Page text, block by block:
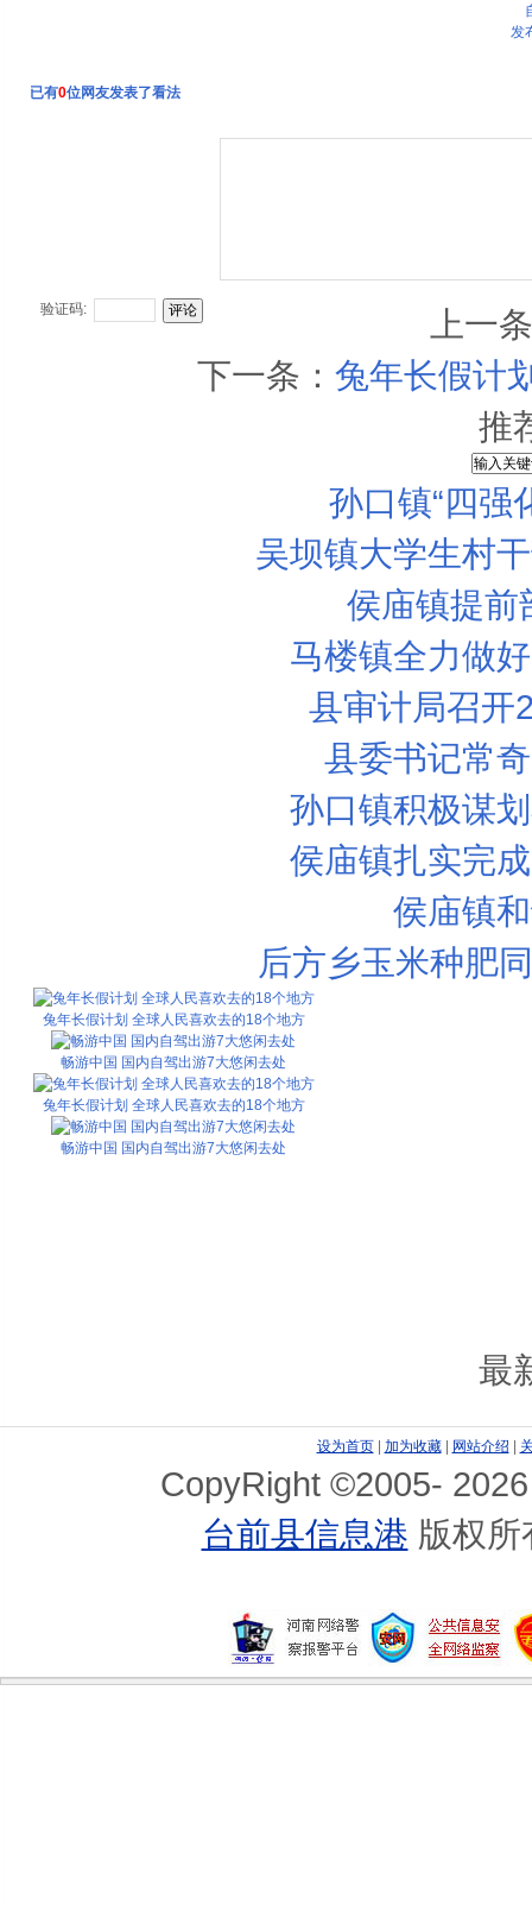
发
已有0位网友发表了看法
验证码:
上一
下一条： 兔年长假计
推
孙口镇“四强
吴坝镇大学生村
侯庙镇提前
马楼镇全力做
县审计局召开
县委书记常
孙口镇积极谋
侯庙镇扎实完
侯庙镇
后方乡玉米种肥
兔年长假计划 全球人民喜欢去的18个地方
畅游中国 国内自驾出游7大悠闲去处
兔年长假计划 全球人民喜欢去的18个地方
畅游中国 国内自驾出游7大悠闲去处
最
设为首页| 加为收藏| 网站介绍 |
CopyRight ©2005-
台前县信息港 版权